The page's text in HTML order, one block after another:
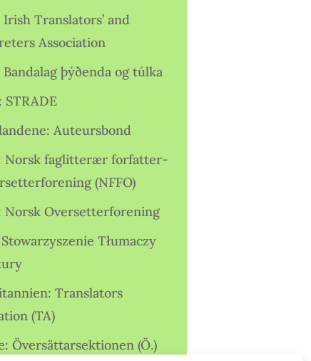
Translators’ and
Association
Bandalag þýðenda og túlka
STRADE
Auteursbond
Norsk faglitterær forfatter-
(NFFO)
Norsk Oversetterforening
Tłumaczy
Translators
(TA)
Översättarsektionen (Ö.)